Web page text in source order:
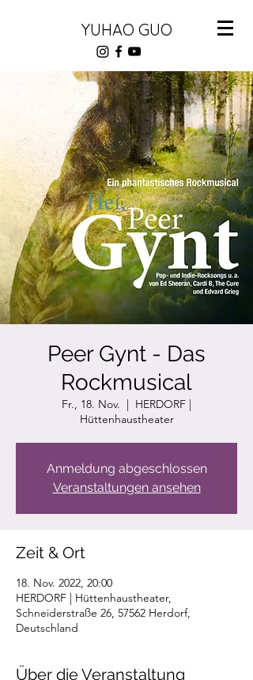
YUHAO GUO
Peer Gynt - Das
Rockmusical
Fr., 18. Nov.
  |
HERDORF |
Hüttenhaustheater
Anmeldung abgeschlossen
Veranstaltungen ansehen
Zeit & Ort
18. Nov. 2022, 20:00
HERDORF | Hüttenhaustheater,
Schneiderstraße 26, 57562 Herdorf,
Deutschland
Über die Veranstaltung